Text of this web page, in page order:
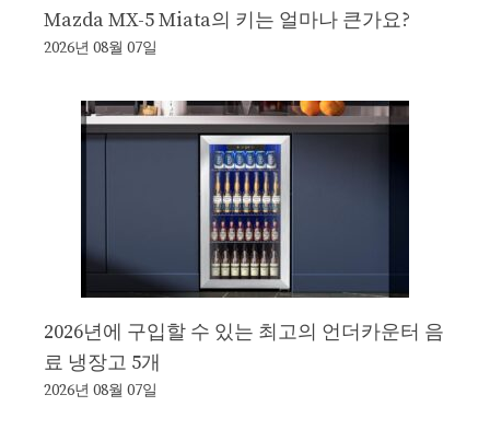
Mazda MX-5 Miata의 키는 얼마나 큰가요?
2026년 08월 07일
2026년에 구입할 수 있는 최고의 언더카운터 음
료 냉장고 5개
2026년 08월 07일